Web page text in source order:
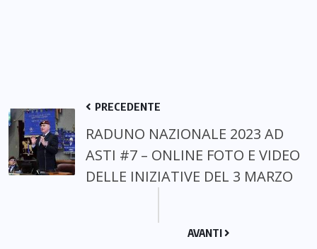
PRECEDENTE
RADUNO NAZIONALE 2023 AD
ASTI #7 – ONLINE FOTO E VIDEO
DELLE INIZIATIVE DEL 3 MARZO
AVANTI